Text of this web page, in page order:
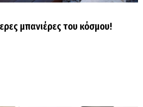
μπανιέρες του κόσμου!